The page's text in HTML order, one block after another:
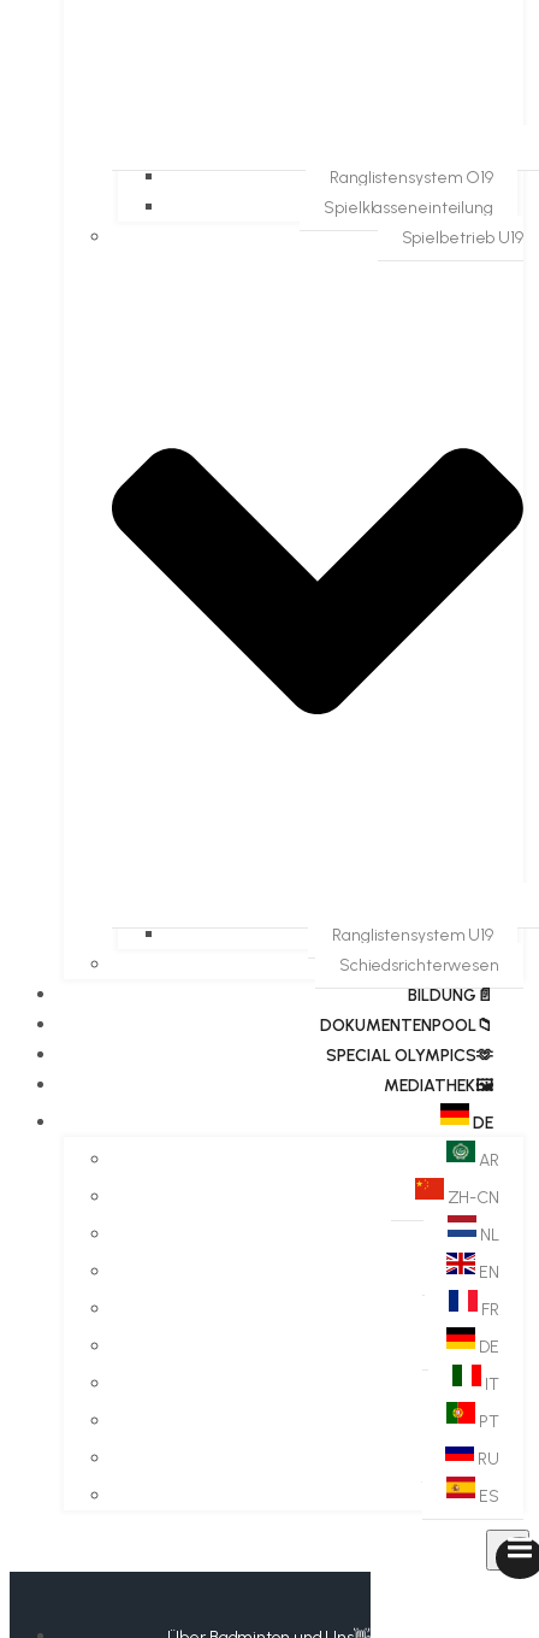
Ranglistensystem O19
Spielklasseneinteilung
Spielbetrieb U19
Ranglistensystem U19
Schiedsrichterwesen
BILDUNG📄
DOKUMENTENPOOL📁
​​SPECIAL OLYMPICS🫶
MEDIATHEK🖼️​
DE
AR
ZH-CN
NL
EN
FR
DE
IT
PT
RU
ES